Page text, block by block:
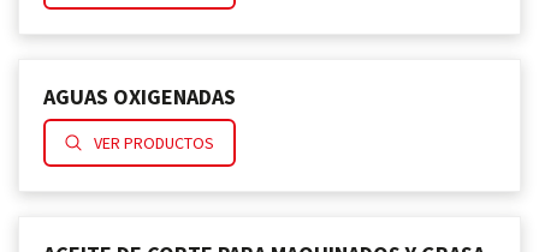
AGUAS OXIGENADAS
VER PRODUCTOS